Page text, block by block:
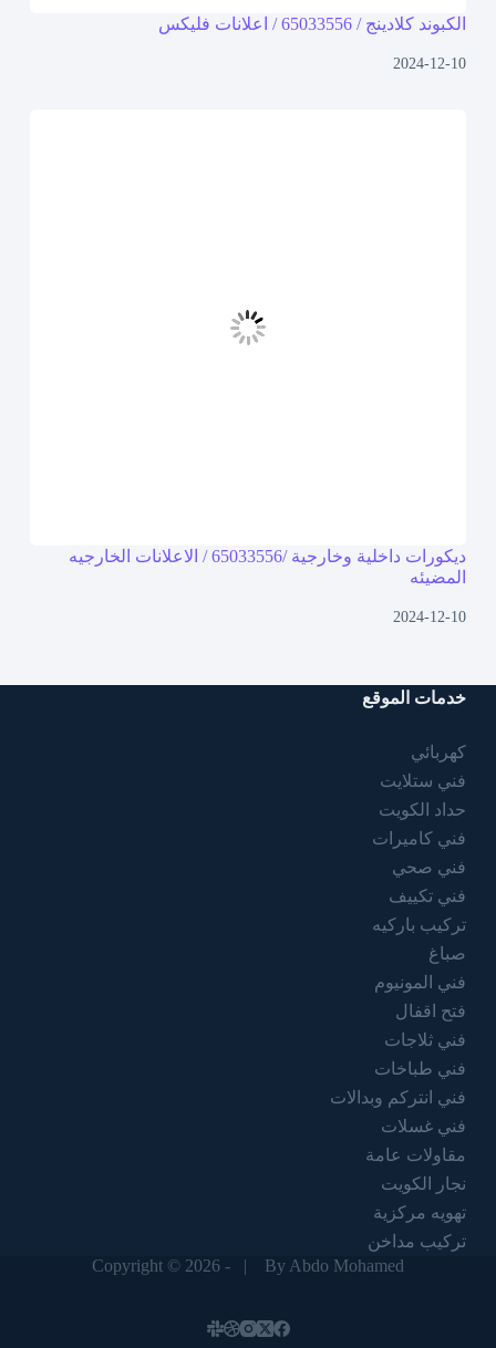
الكبوند كلادينج / 65033556 / اعلانات فلیکس
2024-12-10
ديكورات داخلية وخارجية /65033556 / الاعلانات الخارجيه
المضيئه
2024-12-10
خدمات الموقع
كهربائي
فني ستلايت
حداد الكويت
فني كاميرات
فني صحي
فني تكييف
تركيب باركيه
صباغ
فني المونيوم
فتح اقفال
فني ثلاجات
فني طباخات
فني انتركم وبدالات
فني غسلات
مقاولات عامة
نجار الكويت
تهويه مركزية
تركيب مداخن
Copyright © 2026 - | By Abdo Mohamed